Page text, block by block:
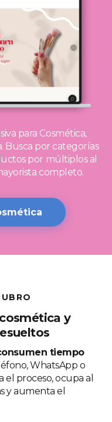
para Cosmética,
Busca por categorías
por múltiplos al
completo.
y
tiempo
WhatsApp o
el proceso, ocupa al
y aumenta el